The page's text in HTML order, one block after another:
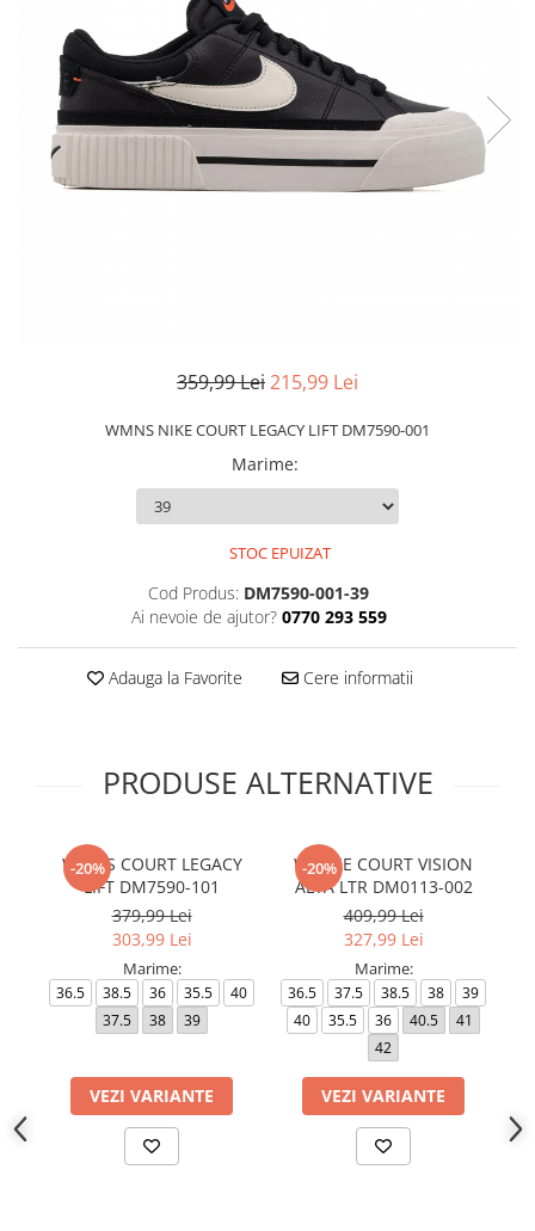
Pantofi sport femei
Slapi femei
Sandale & Slapi copii
359,99 Lei215,99 Lei
WMNS NIKE COURT LEGACY LIFT DM7590-001
Marime:
STOC EPUIZAT
Cod Produs: DM7590-001-39
Ai nevoie de ajutor? 0770 293 559
Adauga la Favorite Cere informatii
PRODUSE ALTERNATIVE
-20%
WMNS COURT LEGACY
LIFT DM7590-101
379,99 Lei
303,99 Lei
Marime:
36.5 38.5 36 35.5
40
37.5
38 39
VEZI VARIANTE
-20%
W NIKE COURT VISION
ALTA LTR DM0113-002
409,99 Lei
327,99 Lei
Marime:
36.5 37.5 38.5 38
39
40
35.5 36 40.5
41
42
VEZI VARIANTE